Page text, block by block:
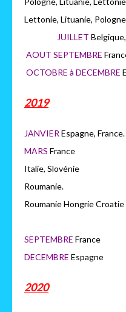
Lettonie,
JUILLET
AOUT SEPTEMBRE
OCTOBRE à DECEMBRE
2019
JANVIER
MARS
Italie,
Roumanie
SEPTEMBRE
DECEMBRE Espagne
2020